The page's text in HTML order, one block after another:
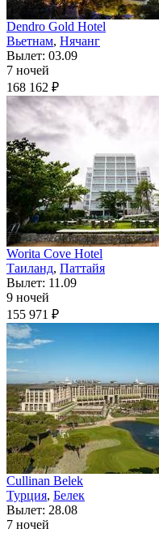
Dendro Gold Hotel
Вьетнам, Нячанг
Вылет: 03.09
7 ночей
168 162 ₽
Worita Cove Hotel
Таиланд, Паттайя
Вылет: 11.09
9 ночей
155 971 ₽
Cullinan Belek
Турция, Белек
Вылет: 28.08
7 ночей